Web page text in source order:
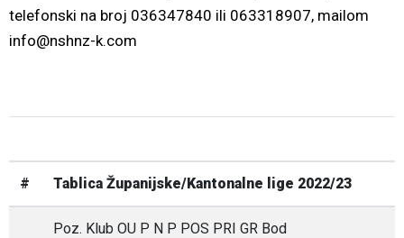
telefonski na broj 036347840 ili 063318907, mailom
info@nshnz-k.com
# Tablica Županijske/Kantonalne lige 2022/23
Poz. Klub OU P N P POS PRI GR Bod